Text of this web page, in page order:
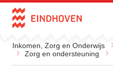
Direct naar de inhoud
Inkomen, Zorg en Onderwijs
Zorg en ondersteuning